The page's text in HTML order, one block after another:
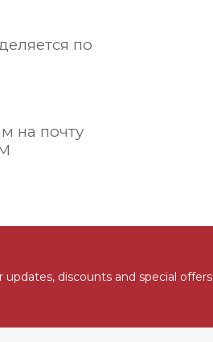
по
на почту
discounts and special offers